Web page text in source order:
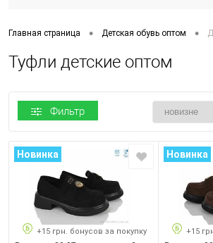
Главная страница • Детская обувь оптом •
Туфли детские оптом
Фильтр
Новинка
+15 грн. бонусов за покупку
Новинка
+15